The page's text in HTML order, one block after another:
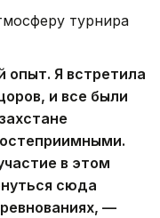
турнира
Я встретила
и все были
в этом
сюда
—